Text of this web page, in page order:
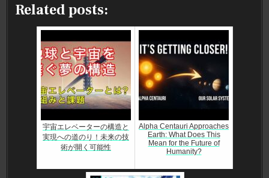
Related posts:
宇宙エレベーターの構造と
実現への道のり！未来の技
術が開く可能性
Alpha Centauri Approaches
Earth: What Does This
Mean for the Future of
Humanity?